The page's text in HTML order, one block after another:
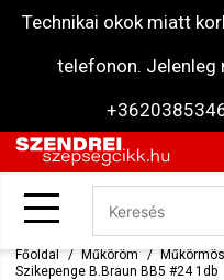
Technikai okok miatt
telefonon. Jelenleg
Főoldal Műköröm
Szikepenge B.Braun BB5 #24 1db